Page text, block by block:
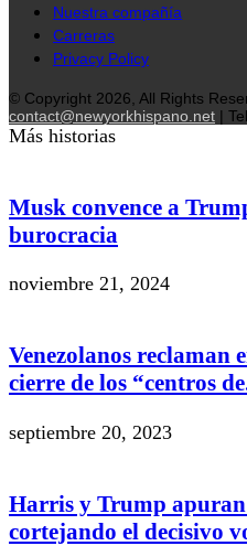
Nuestra compañía
Carreras
Privacy Policy
© Copyright 2026, All Rights
contact@newyorkhispano.net |
Más historias
Musk convence a
burocracia
noviembre 21, 2024
Venezolanos reclaman
cierre de los “centros
septiembre 20, 2023
Harris y Trump
cortejando el decisivo